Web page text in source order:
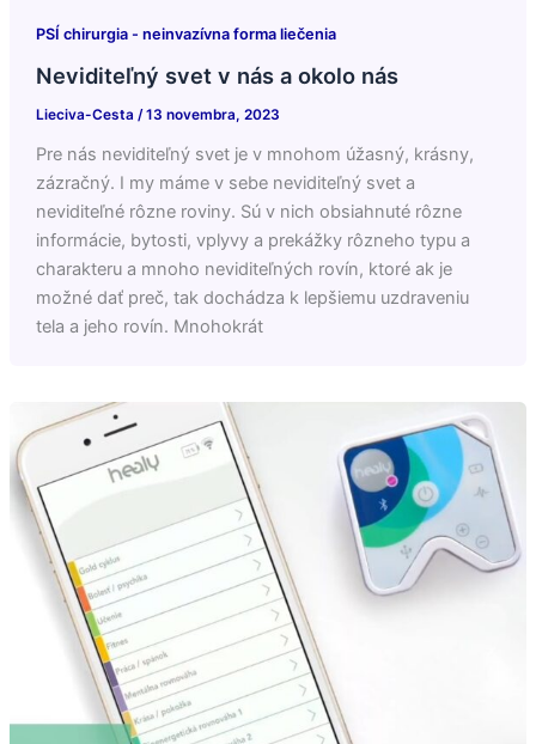
PSÍ chirurgia - neinvazívna forma liečenia
Neviditeľný svet v nás a okolo nás
Lieciva-Cesta /13 novembra, 2023
Pre nás neviditeľný svet je v mnohom úžasný, krásny,
zázračný. I my máme v sebe neviditeľný svet a
neviditeľné rôzne roviny. Sú v nich obsiahnuté rôzne
informácie, bytosti, vplyvy a prekážky rôzneho typu a
charakteru a mnoho neviditeľných rovín, ktoré ak je
možné dať preč, tak dochádza k lepšiemu uzdraveniu
tela a jeho rovín. Mnohokrát